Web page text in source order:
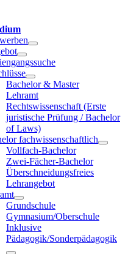
Bachelor & Master
Lehramt
Rechtswissenschaft (Erste
juristische Prüfung / Bachelor
of Laws)
fachwissenschaftlich
Vollfach-Bachelor
Zwei-Fächer-Bachelor
Überschneidungsfreies
Lehrangebot
Grundschule
Gymnasium/Oberschule
Inklusive
Pädagogik/Sonderpädagogik